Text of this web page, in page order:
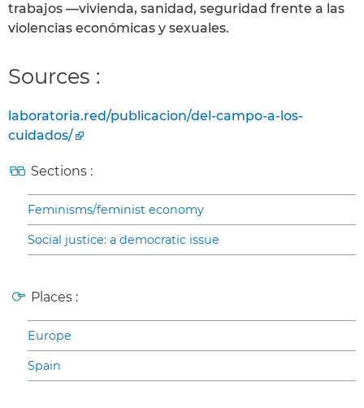
trabajos —vivienda, sanidad, seguridad frente a las
violencias económicas y sexuales.
Sources :
laboratoria.red/publicacion/del-campo-a-los-
cuidados/
Sections :
Feminisms/feminist economy
Social justice: a democratic issue
Places :
Europe
Spain